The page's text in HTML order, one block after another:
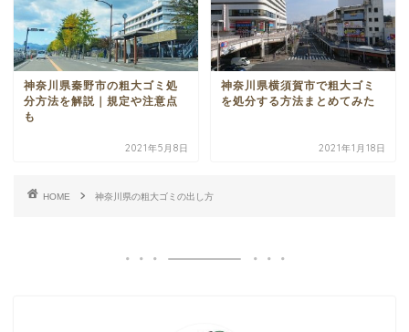
神奈川県秦野市の粗大ゴミ処
分方法を解説｜規定や注意点
も
2021年5月8日
神奈川県横須賀市で粗大ゴミ
を処分する方法まとめてみた
2021年1月18日
HOME 神奈川県の粗大ゴミの出し方